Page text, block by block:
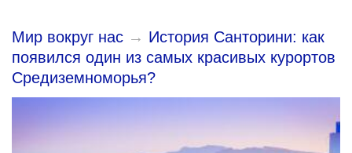
Мир вокруг нас → История Санторини: как
появился один из самых красивых курортов
Средиземноморья?